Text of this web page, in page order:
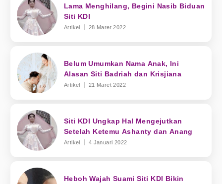
Lama Menghilang, Begini Nasib Biduan
Siti KDI
Artikel 28 Maret 2022
Belum Umumkan Nama Anak, Ini
Alasan Siti Badriah dan Krisjiana
Artikel 21 Maret 2022
Siti KDI Ungkap Hal Mengejutkan
Setelah Ketemu Ashanty dan Anang
Artikel 4 Januari 2022
Heboh Wajah Suami Siti KDI Bikin